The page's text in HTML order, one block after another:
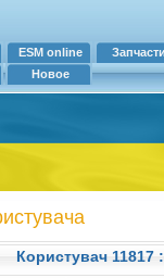
ESM online
Новое
Користувач 11817